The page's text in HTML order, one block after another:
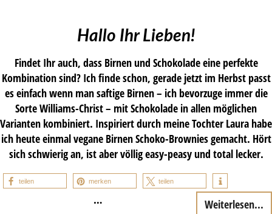
Hallo Ihr Lieben!
Findet Ihr auch, dass Birnen und Schokolade eine perfekte
Kombination sind? Ich finde schon, gerade jetzt im Herbst passt
es einfach wenn man saftige Birnen – ich bevorzuge immer die
Sorte Williams-Christ – mit Schokolade in allen möglichen
Varianten kombiniert. Inspiriert durch meine Tochter Laura habe
ich heute einmal vegane Birnen Schoko-Brownies gemacht. Hört
sich schwierig an, ist aber völlig easy-peasy und total lecker.
teilen merken teilen
… Weiterlesen...